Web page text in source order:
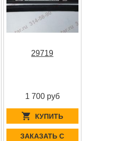
29719
1 700 руб
КУПИТЬ
ЗАКАЗАТЬ С